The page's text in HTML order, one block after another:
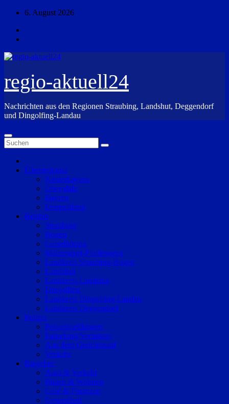
Zum
springen
6. August 2026
regio-aktuell24
Nachrichten aus den Regionen Straubing, Landshut, Deggendorf
und Dingolfing-Landau
Überregional
Niederbayern
Oberpfalz
Bayern
Deutschland
Region
Straubing
Bogen
Geiselhöring
Mallersdorf-Pfaffenberg
Landkreis Straubing-Bogen
Landshut
Landkreis Landshut
Dingolfing
Landkreis Dingolfing-Landau
Landkreis Deggendorf
Polizei
Polizeimeldungen
Fahndung/Vermisste
Aus dem Gerichtssaal
Verkehr
Ratgeber
Auto & Verkehr
Bauen & Wohnen
Geld & Finanzen
Gesundheit